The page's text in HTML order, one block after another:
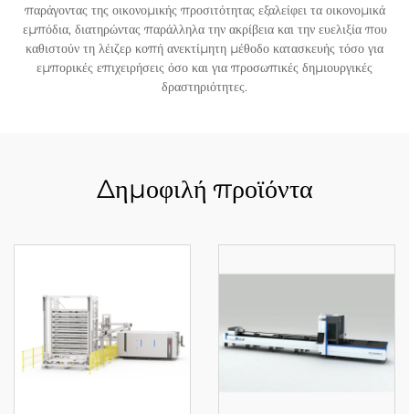
παράγοντας της οικονομικής προσιτότητας εξαλείφει τα οικονομικά
εμπόδια, διατηρώντας παράλληλα την ακρίβεια και την ευελιξία που
καθιστούν τη λέιζερ κοπή ανεκτίμητη μέθοδο κατασκευής τόσο για
εμπορικές επιχειρήσεις όσο και για προσωπικές δημιουργικές
δραστηριότητες.
Δημοφιλή προϊόντα